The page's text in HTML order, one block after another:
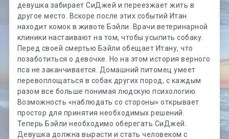
девушка забирает СиДжей и переезжает жить в
другое место. Вскоре после этих событий Итан
находит комок в животе Бэйли. Врачи ветеринарной
клиники настаивают на том, чтобы усыпить собаку.
Перед своей смертью Бэйли обещает Итану, что
позаботиться о девочке. Но на этом история верного
пса не заканчивается. Домашний питомец умеет
перевоплощаться в собак других пород, с каждым
разом все больше понимая людскую психологию.
Возможность «наблюдать со стороны» открывает
простор для принятия необходимых решений.
Теперь Бэйли необходимо оберегать СиДжей.
Девушка должна вырасти и стать человеком с